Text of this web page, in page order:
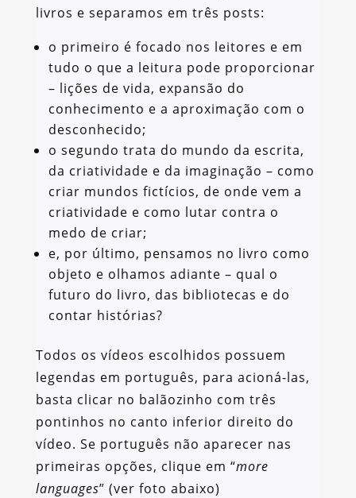
livros e separamos em três posts:
o primeiro é focado nos leitores e em
tudo o que a leitura pode proporcionar
– lições de vida, expansão do
conhecimento e a aproximação com o
desconhecido;
o segundo trata do mundo da escrita,
da criatividade e da imaginação – como
criar mundos fictícios, de onde vem a
criatividade e como lutar contra o
medo de criar;
e, por último, pensamos no livro como
objeto e olhamos adiante – qual o
futuro do livro, das bibliotecas e do
contar histórias?
Todos os vídeos escolhidos possuem
legendas em português, para acioná-las,
basta clicar no balãozinho com três
pontinhos no canto inferior direito do
vídeo. Se português não aparecer nas
primeiras opções, clique em “more
languages” (ver foto abaixo)